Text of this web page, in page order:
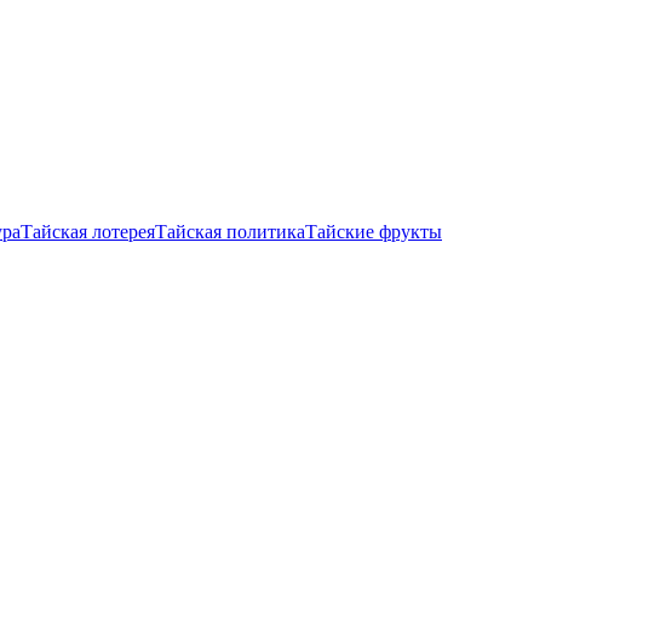
Тайская лотереяТайская политикаТайские фрукты